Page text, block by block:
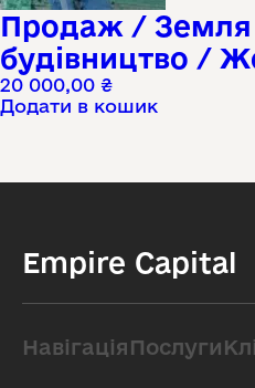
Продаж / Земля
будівництво /
20 000,00 ₴
Додати в кошик
Empire Capital
НавігаціяПослуги